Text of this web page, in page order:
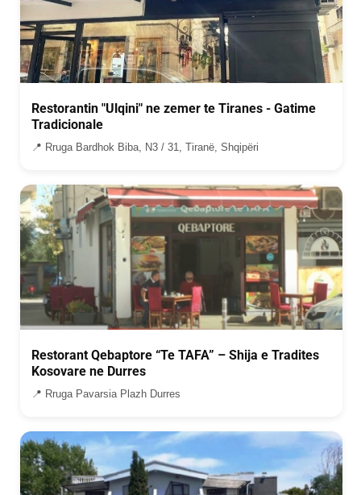
Restorantin "Ulqini" ne zemer te Tiranes - Gatime
Tradicionale
📍 Rruga Bardhok Biba, N3 / 31, Tiranë, Shqipëri
Restorant Qebaptore “Te TAFA” – Shija e Tradites
Kosovare ne Durres
📍 Rruga Pavarsia Plazh Durres